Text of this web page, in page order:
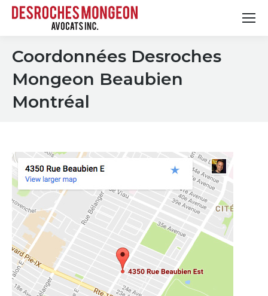
Coordonnées Desroches
Mongeon Beaubien
Montréal